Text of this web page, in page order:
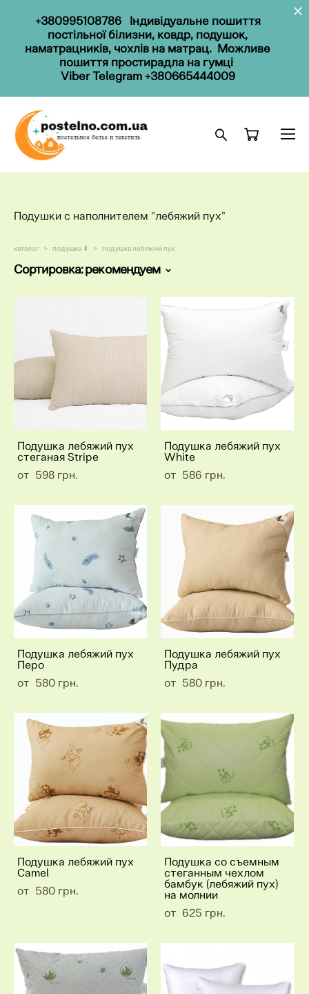
+380995108786
Індивідуальне пошиття
постільної білизни, ковдр, подушок,
наматрацників, чохлів на матрац. Можливе
пошиття простирадла на гумці
Viber Telegram+380665444009
Подушки с наполнителем "лебяжий пух"
каталог > подушка ⬇ > подушка лебяжий пух
Сортировка:рекомендуем
Подушка лебяжий пух
стеганая Stripe
от 598 грн.
Подушка лебяжий пух
White
от 586 грн.
Подушка лебяжий пух
Перо
от 580 грн.
Подушка лебяжий пух
Пудра
от 580 грн.
Подушка лебяжий пух
Camel
от 580 грн.
Подушка со съемным
стеганным чехлом
бамбук (лебяжий пух)
на молнии
от 625 грн.